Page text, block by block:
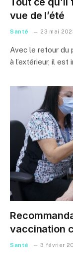
vue de l’été
Santé 23 mai
Avec le retour du
à l’extérieur, il
vaccination
Santé 3 février